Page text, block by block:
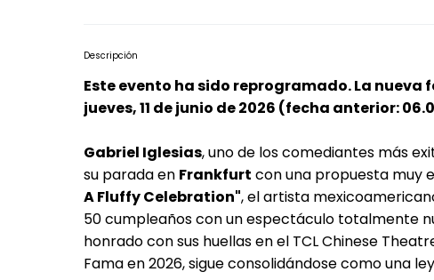
Descripción
Este evento ha sido reprogramado. La nueva
jueves, 11 de junio de 2026 (fecha anterior:
Gabriel Iglesias, uno de los comediantes más
su parada en Frankfurt con una propuesta muy
A Fluffy Celebration", el artista
50 cumpleaños con un espectáculo totalmente
honrado con sus huellas en el TCL Chinese
Fama en 2026, sigue consolidándose como una